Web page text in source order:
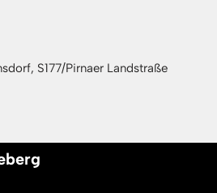
S177/Pirnaer Landstraße